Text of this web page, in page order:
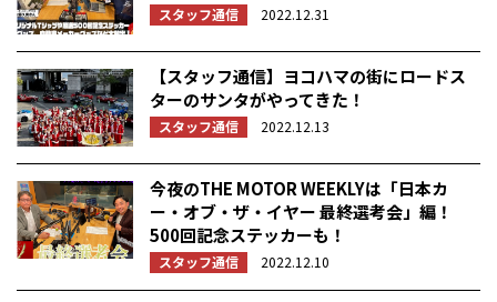
スタッフ通信 2022.12.31
【スタッフ通信】ヨコハマの街にロードス
ターのサンタがやってきた！
スタッフ通信 2022.12.13
今夜のTHE MOTOR WEEKLYは「日本カ
ー・オブ・ザ・イヤー 最終選考会」編！
500回記念ステッカーも！
スタッフ通信 2022.12.10